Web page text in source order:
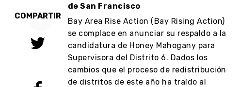
COMPARTIR
Action)
de San Francisco
Bay Area Rise Action (Bay Rising Action)
se complace en anunciar su respaldo a la
candidatura de Honey Mahogany para
Supervisora del Distrito 6. Dados los
cambios que el proceso de redistribución
de distritos de este año ha traído al